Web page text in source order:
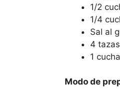
1/2
1/4
Sal al
4
1
Modo de